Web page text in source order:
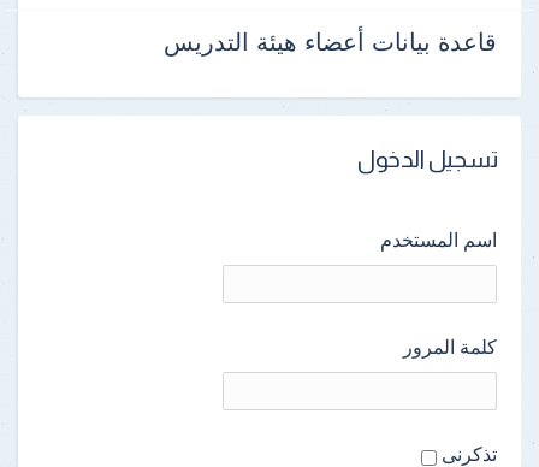
قاعدة بيانات أعضاء هيئة التدريس
تسجيل الدخول
اسم المستخدم
كلمة المرور
تذكرنى